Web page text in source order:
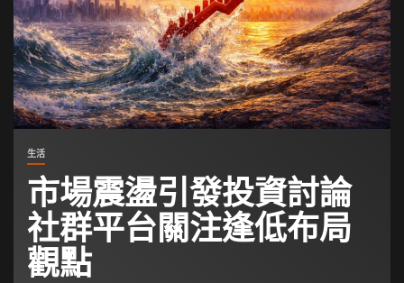
生活
市場震盪引發投資討論
社群平台關注逢低布局
觀點